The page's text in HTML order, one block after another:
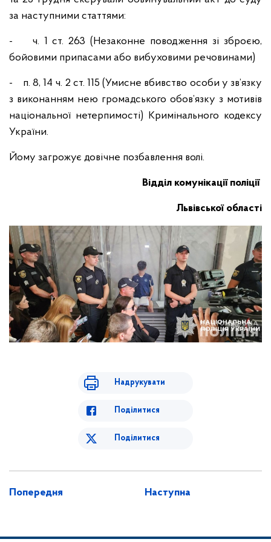
за наступними статтями:
- ч. 1 ст. 263 (Незаконне поводження зі зброєю,
бойовими припасами або вибуховими речовинами)
- п. 8, 14 ч. 2 ст. 115 (Умисне вбивство особи у зв’язку
з виконанням нею громадського обов’язку з мотивів
національної нетерпимості) Кримінального кодексу
України.
Йому загрожує довічне позбавлення волі.
Відділ комунікації поліції
Львівської області
Надрукувати
Поділитися
Поділитися
Попередня Наступна